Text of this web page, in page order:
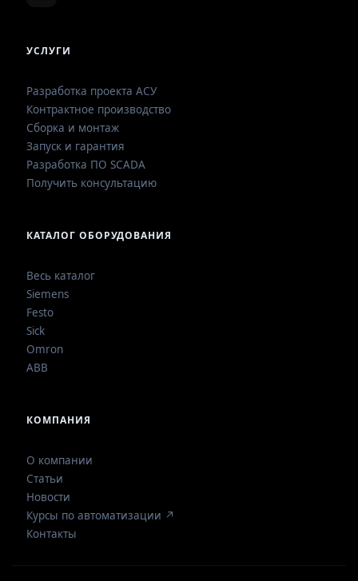
УСЛУГИ
Разработка проекта АСУ
Контрактное производство
Сборка и монтаж
Запуск и гарантия
Разработка ПО SCADA
Получить консультацию
КАТАЛОГ ОБОРУДОВАНИЯ
Весь каталог
Siemens
Festo
Sick
Omron
ABB
КОМПАНИЯ
О компании
Статьи
Новости
Курсы по автоматизации ↗
Контакты